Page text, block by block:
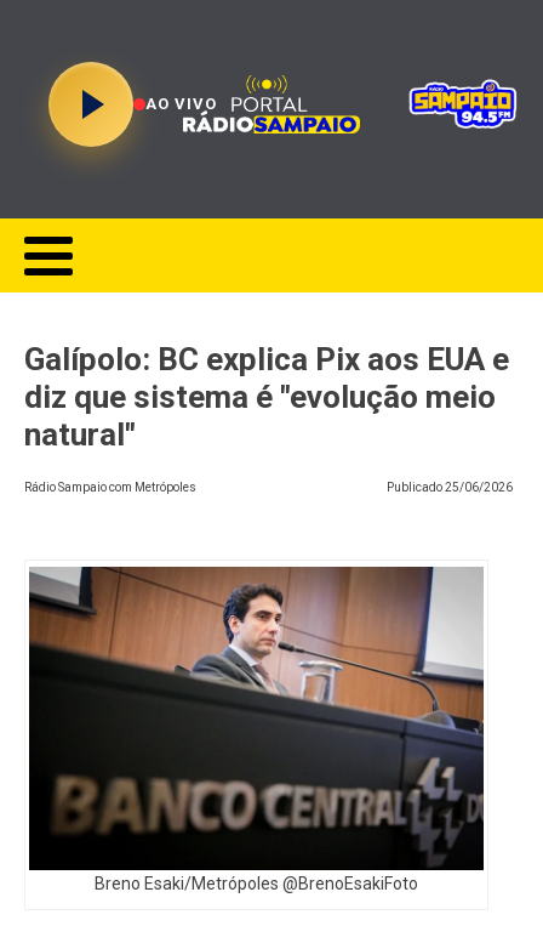
AO VIVO
Galípolo: BC explica Pix aos EUA e
diz que sistema é "evolução meio
natural"
Rádio Sampaio com Metrópoles Publicado25/06/2026
Breno Esaki/Metrópoles @BrenoEsakiFoto